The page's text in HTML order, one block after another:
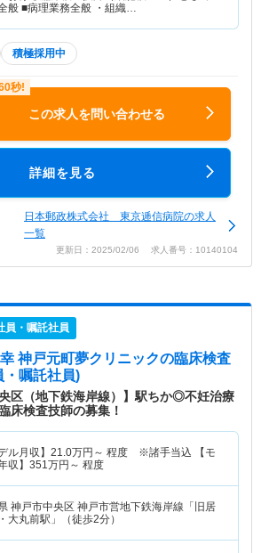
般 ■病理業務全般 ・組織…
積極採用中
この求人を問い合わせる
詳細を見る
日本郵政株式会社 東京逓信病院の求人
一覧
更新日：2025/02/06 求人番号：10140104
員・嘱託社員
神戸元町夢クリニックの臨床検査
・嘱託社員)
央区（地下鉄海岸線）】駅ちか◎不妊治療
床検査技師の募集！
ル月収】 21.0万円～ 程度 ※諸手当込 【モ
収】 351万円～ 程度
神戸市中央区 神戸市営地下鉄海岸線「旧居
大丸前駅」（徒歩2分）